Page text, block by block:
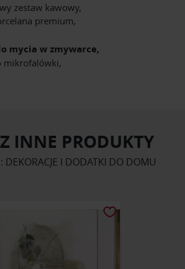
zestaw kawowy,
premium,
mycia w zmywarce,
mikrofalówki,
INNE PRODUKTY
DEKORACJE I DODATKI DO DOMU